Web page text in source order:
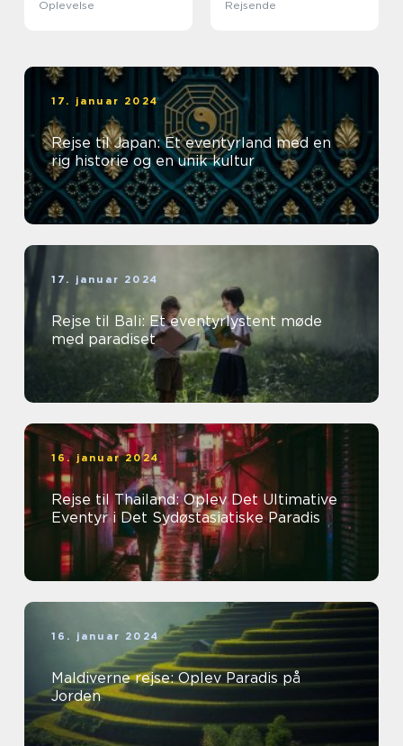
Oplevelse Rejsende
17. januar 2024
Rejse til Japan: Et eventyrland med en
rig historie og en unik kultur
17. januar 2024
Rejse til Bali: Et eventyrlystent møde
med paradiset
16. januar 2024
Rejse til Thailand: Oplev Det Ultimative
Eventyr i Det Sydøstasiatiske Paradis
16. januar 2024
Maldiverne rejse: Oplev Paradis på
Jorden